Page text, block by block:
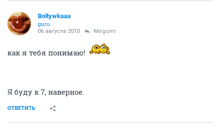
Boltywkaaa
guru
06 августа 2010 Megumi
как я тебя понимаю!
Я буду к 7, наверное.
ОТВЕТИТЬ